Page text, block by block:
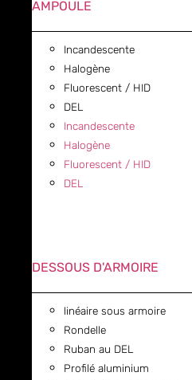
AMPOULE
Incandescente
Halogène
Fluorescent / HID
DEL
Incandescente
Halogène
Fluorescent / HID
DEL
DESSOUS D'ARMOIRE
linéaire sous armoire
Rondelle
Ruban au DEL
Profilé aluminium